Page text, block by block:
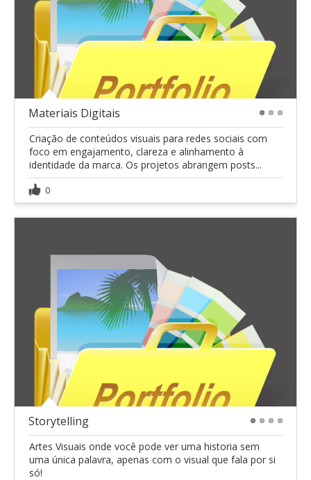
Materiais Digitais
Criação de conteúdos visuais para redes sociais com
foco em engajamento, clareza e alinhamento à
identidade da marca. Os projetos abrangem posts...
0
Storytelling
Artes Visuais onde você pode ver uma historia sem
uma única palavra, apenas com o visual que fala por si
só!